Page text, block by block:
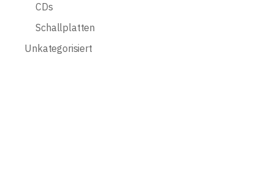
CDs
Schallplatten
Unkategorisiert